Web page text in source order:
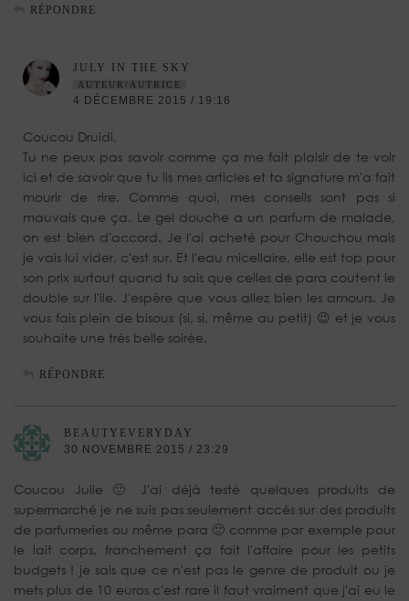
RÉPONDRE
JULY IN THE SKY
AUTEUR/AUTRICE
4 DÉCEMBRE 2015 / 19:16
Coucou Druidi,
Tu ne peux pas savoir comme ça me fait plaisir de te voir
ici et de savoir que tu lis mes articles et ta signature m'a fait
mourir de rire. Comme quoi, mes conseils sont pas si
mauvais que ça. Le gel douche a un parfum de malade,
on est bien d'accord. Je l'ai acheté pour Chouchou mais
je vais lui vider, c'est sur. Et l'eau micellaire, elle est top pour
son prix surtout quand tu sais que celles de para coutent le
double sur l'ile. J'espère que vous allez bien les amours. Je
vous fais plein de bisous (si, si, même au petit) 😉 et je vous
souhaite une très belle soirée.
RÉPONDRE
BEAUTYEVERYDAY
30 NOVEMBRE 2015 / 23:29
Coucou Julie 🙂 J'ai déjà testé quelques produits de
supermarché je ne suis pas seulement accès sur des produits
de parfumeries ou même para 🙂 comme par exemple pour
le lait corps, franchement ça fait l'affaire pour les petits
budgets ! je sais que ce n'est pas le genre de produit ou je
mets plus de 10 euros c'est rare il faut vraiment que j'ai eu le